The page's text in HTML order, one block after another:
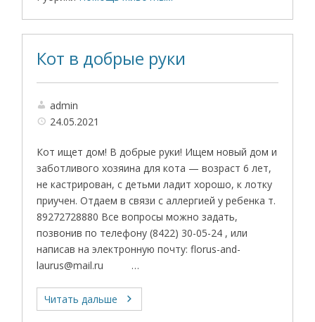
Кот в добрые руки
admin
24.05.2021
Кот ищет дом! В добрые руки! Ищем новый дом и
заботливого хозяина для кота — возраст 6 лет,
не кастрирован, с детьми ладит хорошо, к лотку
приучен. Отдаем в связи с аллергией у ребенка т.
89272728880 Все вопросы можно задать,
позвонив по телефону (8422) 30-05-24 , или
написав на электронную почту: florus-and-
laurus@mail.ru …
Читать дальше